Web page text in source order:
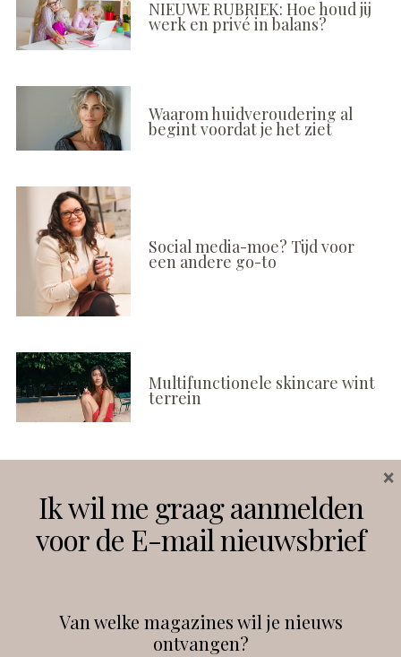
NIEUWE RUBRIEK: Hoe houd jij
werk en privé in balans?
Waarom huidveroudering al
begint voordat je het ziet
Social media-moe? Tijd voor
een andere go-to
Multifunctionele skincare wint
terrein
Instagram Facebook
Ik wil me graag aanmelden
voor de E-mail nieuwsbrief
Van welke magazines wil je nieuws
ontvangen?
×